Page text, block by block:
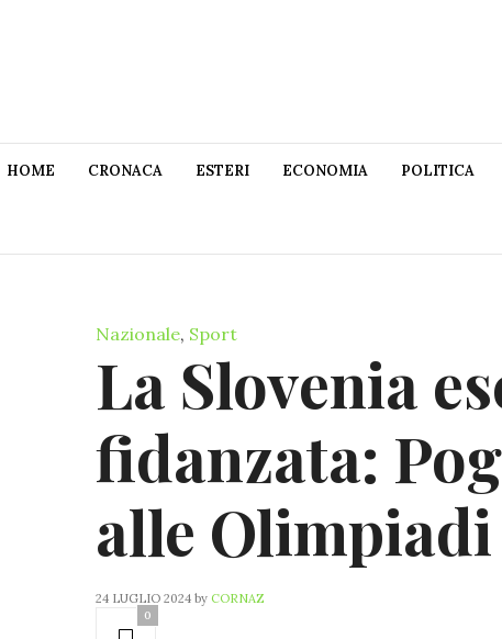
HOME CRONACA ESTERI ECONOMIA POLITICA
Nazionale, Sport
La Slovenia
fidanzata:
alle
24 LUGLIO 2024 by CORNAZ
0